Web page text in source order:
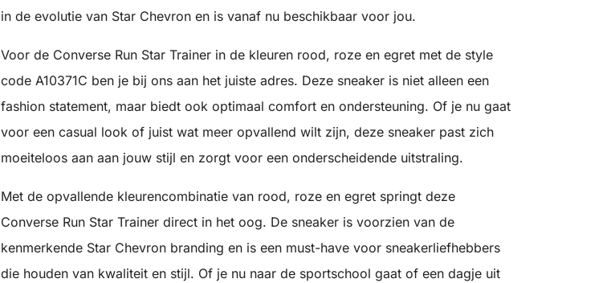
in de evolutie van Star Chevron en is vanaf nu beschikbaar voor jou.
Voor de Converse Run Star Trainer in de kleuren rood, roze en egret met de style
code A10371C ben je bij ons aan het juiste adres. Deze sneaker is niet alleen een
fashion statement, maar biedt ook optimaal comfort en ondersteuning. Of je nu gaat
voor een casual look of juist wat meer opvallend wilt zijn, deze sneaker past zich
moeiteloos aan aan jouw stijl en zorgt voor een onderscheidende uitstraling.
Met de opvallende kleurencombinatie van rood, roze en egret springt deze
Converse Run Star Trainer direct in het oog. De sneaker is voorzien van de
kenmerkende Star Chevron branding en is een must-have voor sneakerliefhebbers
die houden van kwaliteit en stijl. Of je nu naar de sportschool gaat of een dagje uit